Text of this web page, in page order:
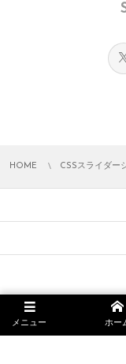
imgurl='https://
title='スライドタ
caption='スライド
captionsize=14px
btntxt='詳しくは
class=''
style='']
HOME CSSスライダー
メニュー ホー